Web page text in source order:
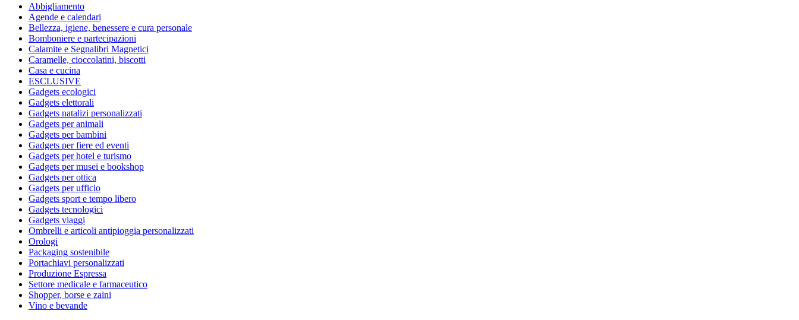
Abbigliamento
Agende e calendari
Bellezza, igiene, benessere e cura personale
Bomboniere e partecipazioni
Calamite e Segnalibri Magnetici
Caramelle, cioccolatini, biscotti
Casa e cucina
ESCLUSIVE
Gadgets ecologici
Gadgets elettorali
Gadgets natalizi personalizzati
Gadgets per animali
Gadgets per bambini
Gadgets per fiere ed eventi
Gadgets per hotel e turismo
Gadgets per musei e bookshop
Gadgets per ottica
Gadgets per ufficio
Gadgets sport e tempo libero
Gadgets tecnologici
Gadgets viaggi
Ombrelli e articoli antipioggia personalizzati
Orologi
Packaging sostenibile
Portachiavi personalizzati
Produzione Espressa
Settore medicale e farmaceutico
Shopper, borse e zaini
Vino e bevande